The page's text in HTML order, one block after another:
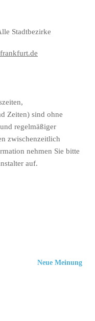
Stadtbezirke
Zeiten) sind ohne
regelmäßiger
zwischenzeitlich
nehmen Sie bitte
auf.
Neue Meinung